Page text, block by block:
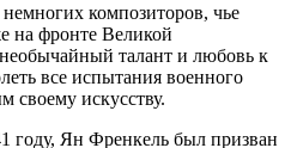
композиторов, чье
на фронте Великой
талант и любовь к
все испытания военного
своему искусству.
году, Ян Френкель был призван